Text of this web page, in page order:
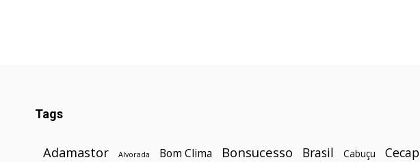
Tags
Adamastor Alvorada Bom Clima Bonsucesso Brasil Cabuçu Cecap